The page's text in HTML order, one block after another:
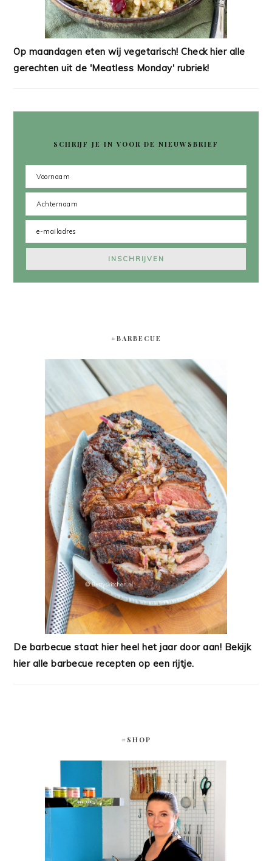
Op maandagen eten wij vegetarisch! Check hier alle
gerechten uit de 'Meatless Monday' rubriek!
SCHRIJF JE IN VOOR DE NIEUWSBRIEF
#BARBECUE
De barbecue staat hier heel het jaar door aan! Bekijk
hier alle barbecue recepten op een rijtje.
#SHOP